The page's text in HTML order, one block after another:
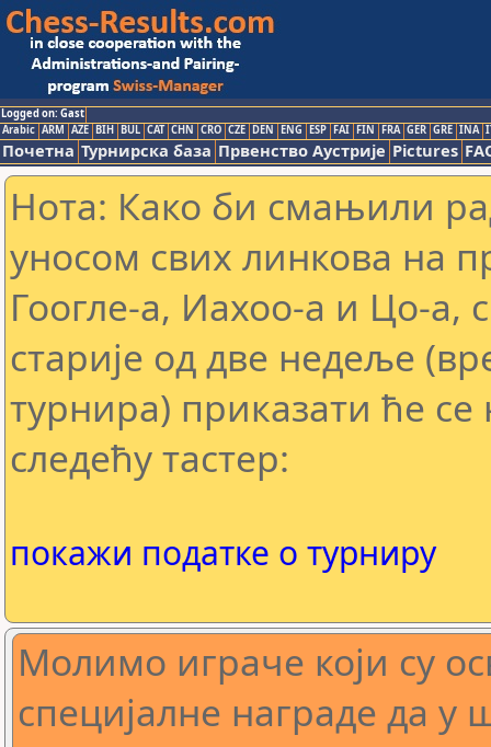
Logged on: Gast
Arabic ARM AZE BIH BUL CAT CHN CRO CZE DEN ENG ESP FAI FIN FRA GER GRE INA
Почетна Турнирска база Првенство Аустрије Pictures
Нота: Како би смањили
уносом свих линкова на
Гоогле-а, Иахоо-а и Цо-а,
старије од две недеље
турнира) приказати ће
следећу тастер:
покажи податке о турниру
Молимо играче који су
специјалне награде да у